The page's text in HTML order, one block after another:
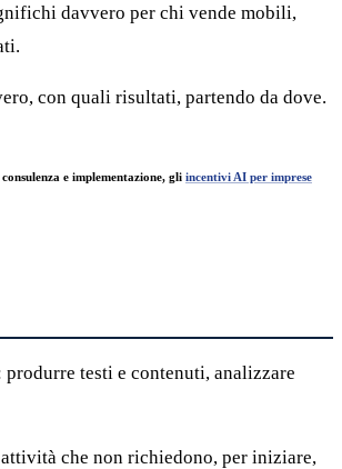
davvero per chi vende mobili,
con quali risultati, partendo da dove.
e implementazione, gli incentivi AI per imprese
testi e contenuti, analizzare
che non richiedono, per iniziare,